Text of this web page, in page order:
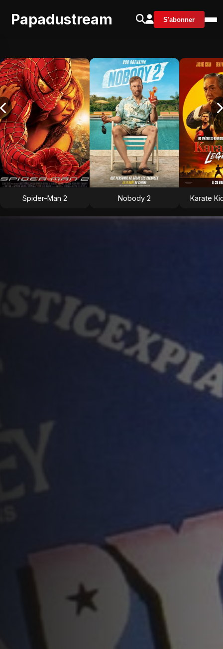
Papadustream S'abonner
Spider-Man 2 Nobody 2 Karate